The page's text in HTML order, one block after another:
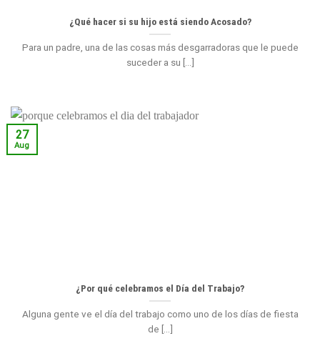
¿Qué hacer si su hijo está siendo Acosado?
Para un padre, una de las cosas más desgarradoras que le puede
suceder a su [...]
¿Por qué celebramos el Día del Trabajo?
Alguna gente ve el día del trabajo como uno de los días de fiesta
de [...]
27
Aug